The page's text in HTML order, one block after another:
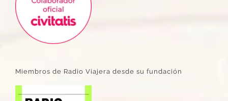
Miembros de Radio Viajera desde su fundación